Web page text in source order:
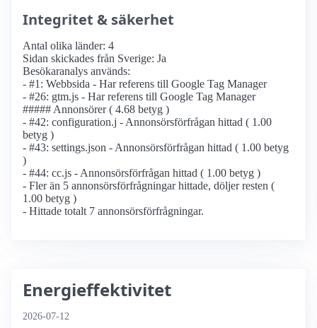
Integritet & säkerhet
Antal olika länder: 4
Sidan skickades från Sverige: Ja
Besökaranalys används:
- #1: Webbsida - Har referens till Google Tag Manager
- #26: gtm.js - Har referens till Google Tag Manager
##### Annonsörer ( 4.68 betyg )
- #42: configuration.j - Annonsörs­förfrågan hittad ( 1.00
betyg )
- #43: settings.json - Annonsörs­förfrågan hittad ( 1.00 betyg
)
- #44: cc.js - Annonsörs­förfrågan hittad ( 1.00 betyg )
- Fler än 5 annonsörs­förfrågningar hittade, döljer resten (
1.00 betyg )
- Hittade totalt 7 annonsörs­förfrågningar.
Energieffektivitet
2026-07-12